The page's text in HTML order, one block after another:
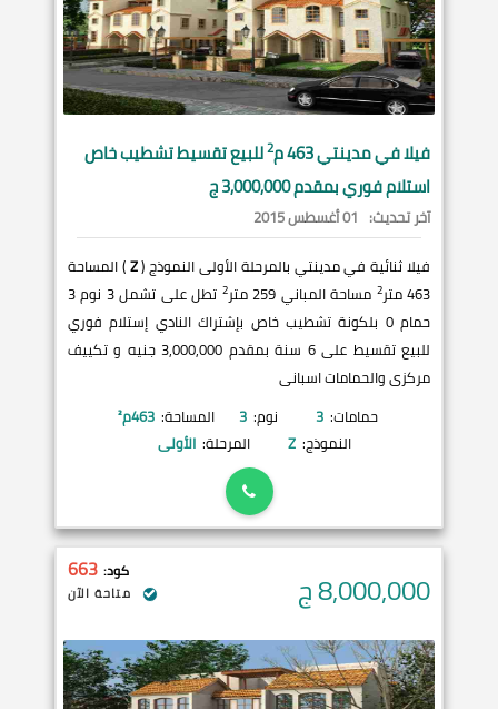
فيلا فيمدينتي 2للبيع تقسيط تشطيب خاص
استلام فوري بمقدم 3,000,000 ج
آخر تحديث: 01 أغسطس 2015
فيلا ثنائية في مدينتي بالمرحلة الأولى النموذج (Z) المساحة
463 متر
2 مساحة المباني 259 متر 2
تطل على تشمل 3 نوم 3
حمام 0 بلكونة تشطيب خاص بإشتراك النادي إستلام فوري
للبيع تقسيط على 6 سنة بمقدم 3,000,000 جنيه و تكييف
مركزى والحمامات اسبانى
حمامات: 3 نوم: 3 المساحة: 463م²
النموذج: Z المرحلة: الأولى
8,000,000ج كود: 663
متاحة الآن